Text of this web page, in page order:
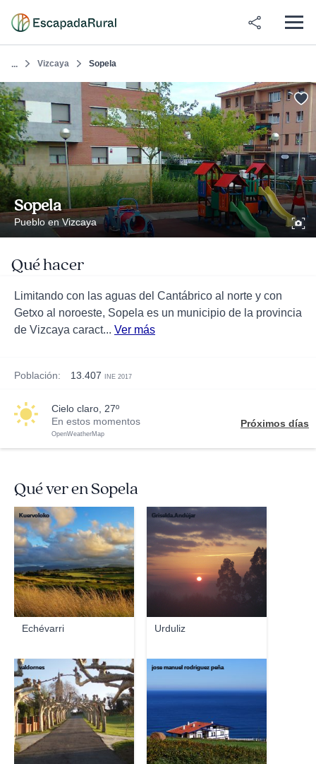
... Vizcaya Sopela
Sopela
Pueblo en Vizcaya
Qué hacer
Limitando con las aguas del Cantábrico al norte y con
Getxo al noroeste, Sopela es un municipio de la provincia
de Vizcaya caract... Ver más
Población: 13.407 INE 2017
cielo claro, 27º
En estos momentos
OpenWeatherMap
Próximos días
Qué ver en Sopela
Echévarri
Kuervoloko
Urduliz
Griselda.Andújar
valdornes jose manuel rodriguez peña